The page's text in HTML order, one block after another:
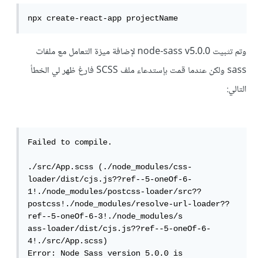
npx create-react-app projectName
وتم تثبيت node-sass v5.0.0 لإضافة ميزة التعامل مع ملفات
sass ولكن عندما قمت بإستدعاء ملف SCSS فارغ ظهر لي الخطأ
التالي:
Failed to compile.
./src/App.scss (./node_modules/css-
loader/dist/cjs.js??ref--5-oneOf-6-
1!./node_modules/postcss-loader/src??
postcss!./node_modules/resolve-url-loader??
ref--5-oneOf-6-3!./node_modules/s
ass-loader/dist/cjs.js??ref--5-oneOf-6-
4!./src/App.scss)
Error: Node Sass version 5.0.0 is